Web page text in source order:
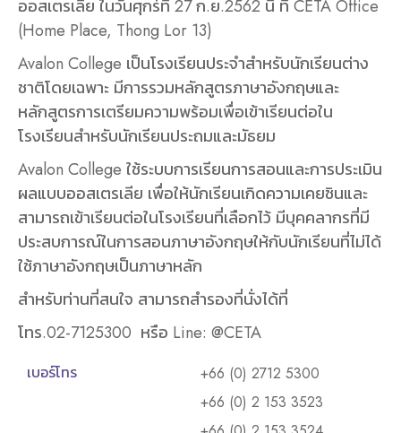
ออสเตรเลีย ในวันศุกร์ที่ 27 ก.ย.2562 นี้ ที่ CETA Office
(Home Place, Thong Lor 13)
Avalon College เป็นโรงเรียนประจำสำหรับนักเรียนต่าง
ชาติโดยเฉพาะ มีการรวมหลักสูตรภาษาอังกฤษและ
หลักสูตรการเตรียมความพร้อมเพื่อเข้าเรียนต่อใน
โรงเรียนสำหรับนักเรียนประถมและมัธยม
Avalon College ใช้ระบบการเรียนการสอนและการประเมิน
ผลแบบออสเตรเลีย เพื่อให้นักเรียนเกิดความเคยชินและ
สามารถเข้าเรียนต่อในโรงเรียนที่เลือกไว้ มีบุคคลากรที่มี
ประสบการณ์ในการสอนภาษาอังกฤษให้กับนักเรียนที่ไม่ได้
ใช้ภาษาอังกฤษเป็นภาษาหลัก
สำหรับท่านที่สนใจ สามารถสำรองที่นั่งได้ที่
โทร.02-7125300 หรือ Line: @CETA
เบอร์โทร
+66 (0) 2712 5300
+66 (0) 2 153 3523